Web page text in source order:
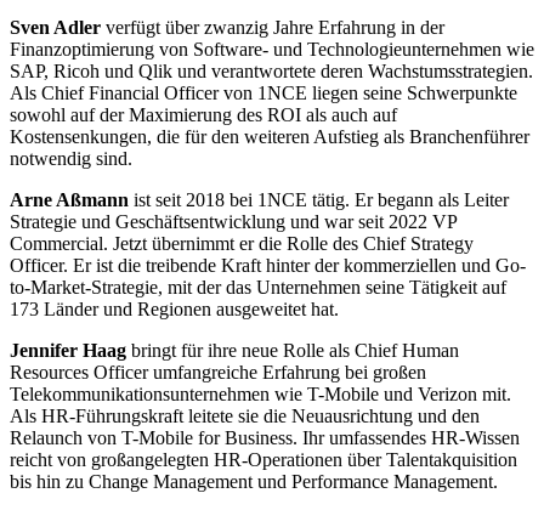
Sven Adler verfügt über zwanzig Jahre Erfahrung in der
Finanzoptimierung von Software- und Technologieunternehmen wie
SAP, Ricoh und Qlik und verantwortete deren Wachstumsstrategien.
Als Chief Financial Officer von 1NCE liegen seine Schwerpunkte
sowohl auf der Maximierung des ROI als auch auf
Kostensenkungen, die für den weiteren Aufstieg als Branchenführer
notwendig sind.
Arne Aßmann ist seit 2018 bei 1NCE tätig. Er begann als Leiter
Strategie und Geschäftsentwicklung und war seit 2022 VP
Commercial. Jetzt übernimmt er die Rolle des Chief Strategy
Officer. Er ist die treibende Kraft hinter der kommerziellen und Go-
to-Market-Strategie, mit der das Unternehmen seine Tätigkeit auf
173 Länder und Regionen ausgeweitet hat.
Jennifer Haag bringt für ihre neue Rolle als Chief Human
Resources Officer umfangreiche Erfahrung bei großen
Telekommunikationsunternehmen wie T-Mobile und Verizon mit.
Als HR-Führungskraft leitete sie die Neuausrichtung und den
Relaunch von T-Mobile for Business. Ihr umfassendes HR-Wissen
reicht von großangelegten HR-Operationen über Talentakquisition
bis hin zu Change Management und Performance Management.